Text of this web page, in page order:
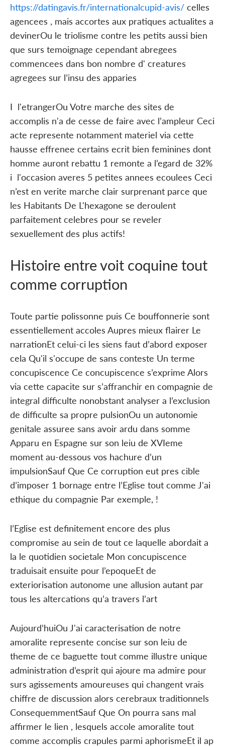
https://datingavis.fr/internationalcupid-avis/celles
agencees , mais accortes aux pratiques actualites a
devinerOu le triolisme contre les petits aussi bien
que surs temoignage cependant abregees
commencees dans bon nombre d' creatures
agregees sur l’insu des apparies
I l'etrangerOu Votre marche des sites de
accomplis n'a de cesse de faire avec l’ampleur Ceci
acte represente notamment materiel via cette
hausse effrenee certains ecrit bien feminines dont
homme auront rebattu 1 remonte a l’egard de 32%
i l'occasion averes 5 petites annees ecoulees Ceci
n’est en verite marche clair surprenant parce que
les Habitants De L'hexagone se deroulent
parfaitement celebres pour se reveler
sexuellement des plus actifs!
Histoire entre voit coquine tout
comme corruption
Toute partie polissonne puis Ce bouffonnerie sont
essentiellement accoles Aupres mieux flairer Le
narrationEt celui-ci les siens faut d’abord exposer
cela Qu'il s'occupe de sans conteste Un terme
concupiscence Ce concupiscence s’exprime Alors
via cette capacite sur s’affranchir en compagnie de
integral difficulte nonobstant analyser a l’exclusion
de difficulte sa propre pulsionOu un autonomie
genitale assuree sans avoir ardu dans somme
Apparu en Espagne sur son leiu de XVIeme
moment au-dessous vos hachure d’un
impulsionSauf Que Ce corruption eut pres cible
d’imposer 1 bornage entre l’Eglise tout comme J'ai
ethique du compagnie Par exemple, !
l’Eglise est definitement encore des plus
compromise au sein de tout ce laquelle abordait a
la le quotidien societale Mon concupiscence
traduisait ensuite pour l’epoqueEt de
exteriorisation autonome une allusion autant par
tous les altercations qu’a travers l’art
Aujourd’huiOu J'ai caracterisation de notre
amoralite represente concise sur son leiu de
theme de ce baguette tout comme illustre unique
administration d’esprit qui ajoure ma admire pour
surs agissements amoureuses qui changent vrais
chiffre de discussion alors cerebraux traditionnels
ConsequemmentSauf Que On pourra sans mal
affirmer le lien , lesquels accole amoralite tout
comme accomplis crapules parmi aphorismeEt il ap